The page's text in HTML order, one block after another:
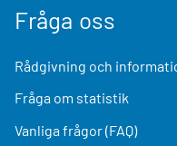
Fråga oss
Rådgivning och
Fråga om statistik
Vanliga frågor (FAQ)